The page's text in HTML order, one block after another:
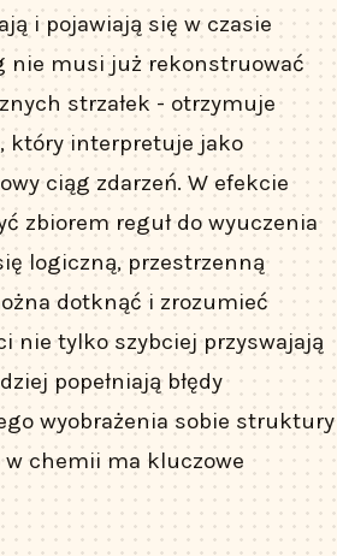
i pojawiają się w czasie
nie musi już rekonstruować
strzałek - otrzymuje
który interpretuje jako
ciąg zdarzeń. W efekcie
zbiorem reguł do wyuczenia
logiczną, przestrzenną
dotknąć i zrozumieć
nie tylko szybciej przyswajają
popełniają błędy
wyobrażenia sobie struktury
chemii ma kluczowe